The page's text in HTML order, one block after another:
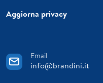
Aggiorna privacy
Email
info@brandini.it